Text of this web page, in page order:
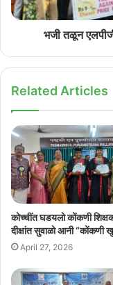
भजी तळून
Related Articles
कोच्चींत घडयलो कोंकणी
दीक्षांत सुवाळो आनी “कोंकणी
April 27, 2026